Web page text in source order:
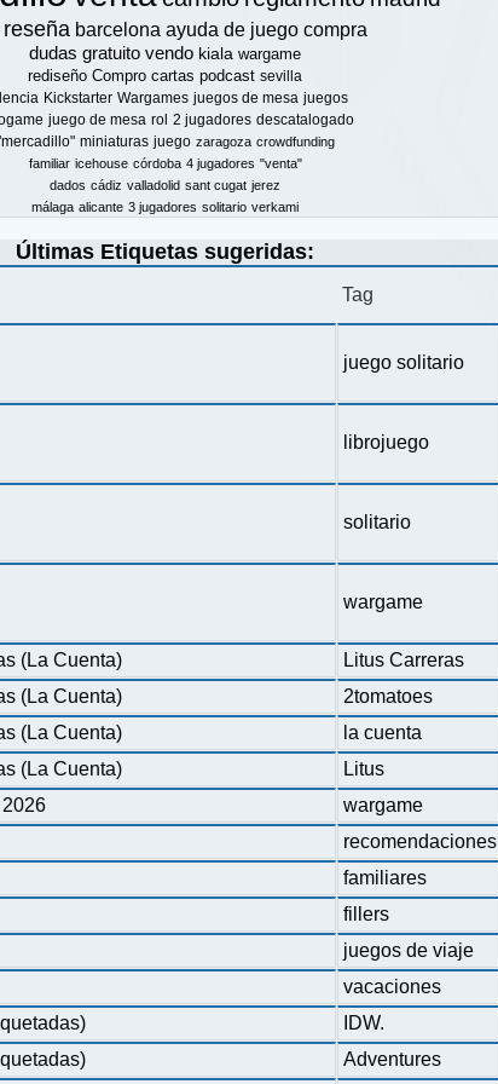
reseña barcelona ayuda de juego compra
dudas gratuito vendo kiala wargame
rediseño Compro cartas podcast sevilla
Kickstarter Wargames juegos de mesa juegos
juego de mesa rol 2 jugadores descatalogado
miniaturas juego zaragoza crowdfunding
familiar icehouse córdoba 4 jugadores "venta"
dados cádiz valladolid sant cugat jerez
málaga alicante 3 jugadores solitario verkami
Últimas Etiquetas sugeridas:
Tag
juego solitario
librojuego
solitario
wargame
(La Cuenta) Litus Carreras
(La Cuenta)
2tomatoes
(La Cuenta)
la cuenta
(La Cuenta)
Litus
wargame
recomendaciones
familiares
fillers
juegos de viaje
vacaciones
IDW.
Adventures